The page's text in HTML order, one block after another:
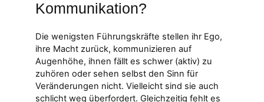
Kommunikation?
Die wenigsten Führungskräfte stellen ihr Ego,
ihre Macht zurück, kommunizieren auf
Augenhöhe, ihnen fällt es schwer (aktiv) zu
zuhören oder sehen selbst den Sinn für
Veränderungen nicht. Vielleicht sind sie auch
schlicht weg überfordert. Gleichzeitig fehlt es